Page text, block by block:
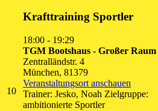
1010.
August
Krafttraining Sportler
18:00 - 19:29
TGM Bootshaus - Großer Raum
Zentralländstr. 4
München, 81379
Veranstaltungsort anschauen
Trainer: Jesko, Noah Zielgruppe:
ambitionierte Sportler